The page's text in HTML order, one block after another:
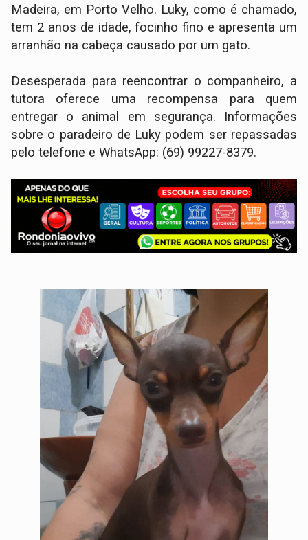
Madeira, em Porto Velho. Luky, como é chamado,
tem 2 anos de idade, focinho fino e apresenta um
arranhão na cabeça causado por um gato.
Desesperada para reencontrar o companheiro, a
tutora oferece uma recompensa para quem
entregar o animal em segurança. Informações
sobre o paradeiro de Luky podem ser repassadas
pelo telefone e WhatsApp: (69) 99227-8379.